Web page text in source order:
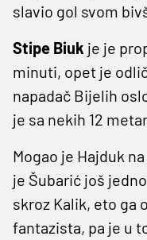
slavio gol svom
Stipe Biuk je je
minuti, opet je
napadač Bijelih
je sa nekih 12
Mogao je Hajduk
je Šubarić još
skroz Kalik, eto ga
fantazista, pa je u